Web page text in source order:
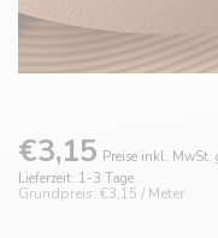
€3,15 Preise inkl. MwSt.
Lieferzeit: 1-3 Tage
Grundpreis: €3,15 / Meter